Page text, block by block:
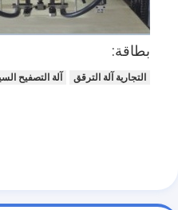
مسكن
منتجات
بطاقة:
التجارية آلة الترقق آلة التصفيح